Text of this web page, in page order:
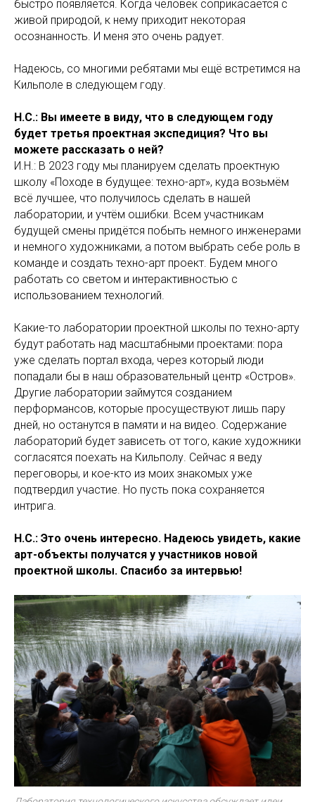
быстро появляется. Когда человек соприкасается с
живой природой, к нему приходит некоторая
осознанность. И меня это очень радует.
Надеюсь, со многими ребятами мы ещё встретимся на
Кильполе в следующем году.
Н.С.: Вы имеете в виду, что в следующем году
будет третья проектная экспедиция? Что вы
можете рассказать о ней?
И.Н.: В 2023 году мы планируем сделать проектную
школу «Походе в будущее: техно-арт», куда возьмём
всё лучшее, что получилось сделать в нашей
лаборатории, и учтём ошибки. Всем участникам
будущей смены придётся побыть немного инженерами
и немного художниками, а потом выбрать себе роль в
команде и создать техно-арт проект. Будем много
работать со светом и интерактивностью с
использованием технологий.
Какие-то лаборатории проектной школы по техно-арту
будут работать над масштабными проектами: пора
уже сделать портал входа, через который люди
попадали бы в наш образовательный центр «Остров».
Другие лаборатории займутся созданием
перформансов, которые просуществуют лишь пару
дней, но останутся в памяти и на видео. Содержание
лабораторий будет зависеть от того, какие художники
согласятся поехать на Кильполу. Сейчас я веду
переговоры, и кое-кто из моих знакомых уже
подтвердил участие. Но пусть пока сохраняется
интрига.
Н.С.: Это очень интересно. Надеюсь увидеть, какие
арт-объекты получатся у участников новой
проектной школы. Спасибо за интервью!